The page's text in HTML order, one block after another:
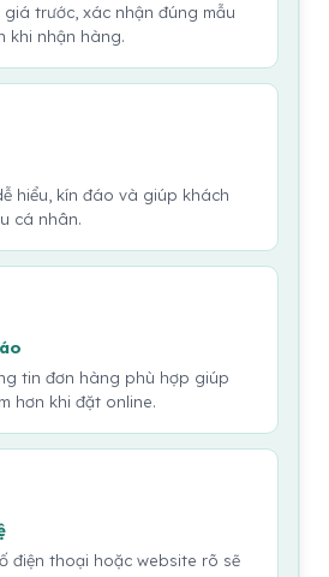
trước, xác nhận đúng mẫu
khi nhận hàng.
hiểu, kín đáo và giúp khách
cá nhân.
tin đơn hàng phù hợp giúp
hơn khi đặt online.
điện thoại hoặc website rõ sẽ